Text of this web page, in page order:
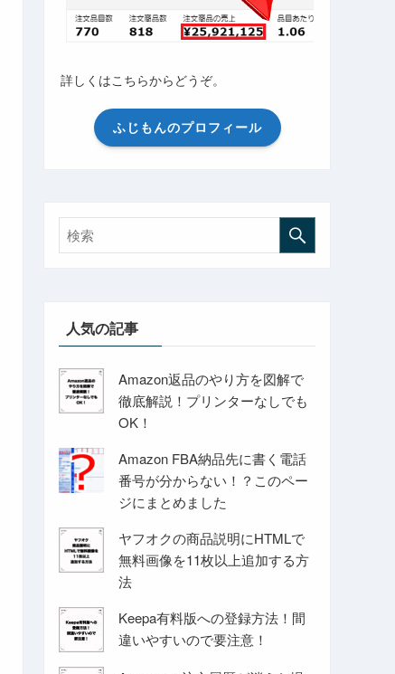
詳しくはこちらからどうぞ。
ふじもんのプロフィール
人気の記事
Amazon返品のやり方を図解で
徹底解説！プリンターなしでも
OK！
Amazon FBA納品先に書く電話
番号が分からない！？このペー
ジにまとめました
ヤフオクの商品説明にHTMLで
無料画像を11枚以上追加する方
法
Keepa有料版への登録方法！間
違いやすいので要注意！